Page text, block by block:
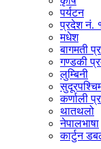
पर्यटन
प्रदेश नं.
मधेश
बागमती
गण्डकी
लुम्बिनी
कर्णाली
थातथलो
नेपालभाषा
कार्टुन